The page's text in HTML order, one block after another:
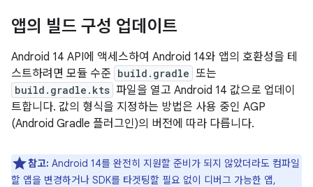
앱의 빌드 구성 업데이트
Android 14 API에 액세스하여 Android 14와 앱의 호환성을 테
스트하려면 모듈 수준 build.gradle 또는
build.gradle.kts 파일을 열고 Android 14 값으로 업데이
트합니다. 값의 형식을 지정하는 방법은 사용 중인 AGP
(Android Gradle 플러그인)의 버전에 따라 다릅니다.
참고: Android 14를 완전히 지원할 준비가 되지 않았더라도 컴파일
할 앱을 변경하거나 SDK를 타겟팅할 필요 없이 디버그 가능한 앱,